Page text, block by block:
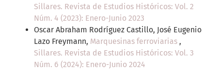
Sillares. Revista de Estudios Históricos: Vol. 2
Núm. 4 (2023): Enero-Junio 2023
Oscar Abraham Rodríguez Castillo, José Eugenio
Lazo Freymann, Marquesinas ferroviarias ,
Sillares. Revista de Estudios Históricos: Vol. 3
Núm. 6 (2024): Enero-Junio 2024